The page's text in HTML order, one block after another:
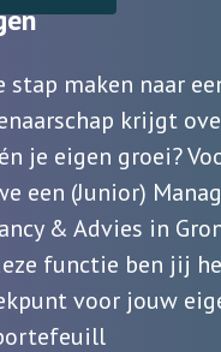
maken naar
krijgt
je eigen groei?
een (Junior)
& Advies in
functie ben jij
voor jouw